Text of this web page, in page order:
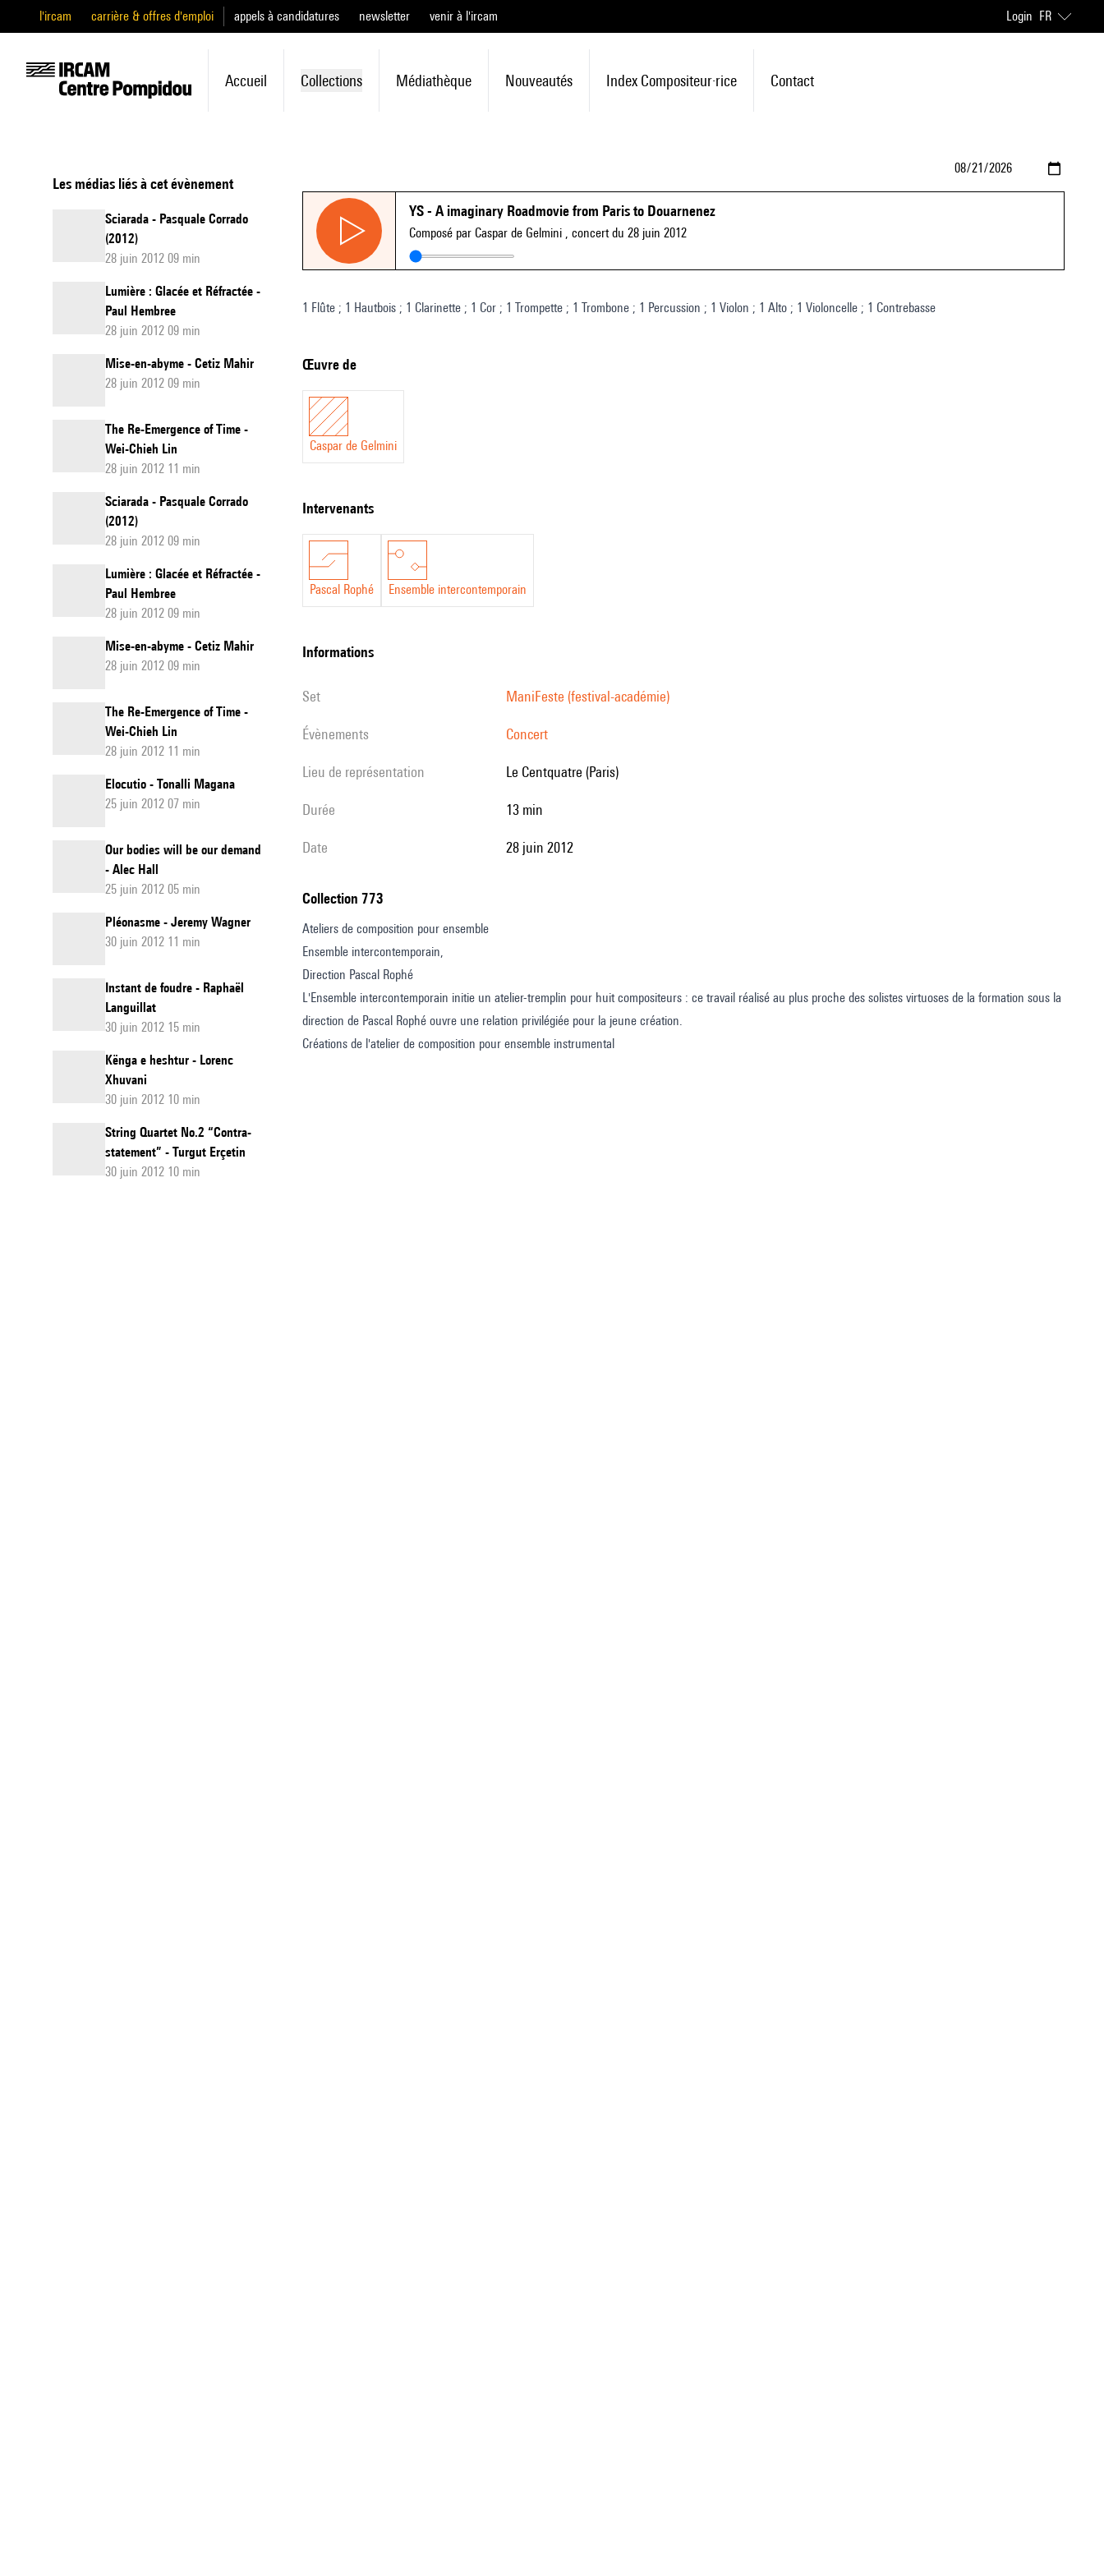
l'ircam carrière & offres d'emploi appels à candidatures newsletter venir à l'ircam Login FR
Accueil Collections Médiathèque Nouveautés Index Compositeur·rice Contact
Les médias liés à cet évènement
Sciarada - Pasquale Corrado
(2012)
28 juin 2012 09 min
Lumière : Glacée et Réfractée -
Paul Hembree
28 juin 2012 09 min
Mise-en-abyme - Cetiz Mahir
28 juin 2012 09 min
The Re-Emergence of Time -
Wei-Chieh Lin
28 juin 2012 11 min
Sciarada - Pasquale Corrado
(2012)
28 juin 2012 09 min
Lumière : Glacée et Réfractée -
Paul Hembree
28 juin 2012 09 min
Mise-en-abyme - Cetiz Mahir
28 juin 2012 09 min
The Re-Emergence of Time -
Wei-Chieh Lin
28 juin 2012 11 min
Elocutio - Tonalli Magana
25 juin 2012 07 min
Our bodies will be our demand
- Alec Hall
25 juin 2012 05 min
Pléonasme - Jeremy Wagner
30 juin 2012 11 min
Instant de foudre - Raphaël
Languillat
30 juin 2012 15 min
Kënga e heshtur - Lorenc
Xhuvani
30 juin 2012 10 min
String Quartet No.2 “Contra-
statement” - Turgut Erçetin
30 juin 2012 10 min
YS - A imaginary Roadmovie from Paris to Douarnenez
Composé par Caspar de Gelmini , concert du 28 juin 2012
1 Flûte ; 1 Hautbois ; 1 Clarinette ; 1 Cor ; 1 Trompette ; 1 Trombone ; 1 Percussion ; 1 Violon ; 1 Alto ; 1 Violoncelle ; 1 Contrebasse
Œuvre de
Caspar de Gelmini
intervenants
Pascal Rophé Ensemble intercontemporain
informations
set ManiFeste (festival-académie)
évènements Concert
Lieu de représentation Le Centquatre (Paris)
durée 13 min
date 28 juin 2012
Collection 773
Ateliers de composition pour ensemble
Ensemble intercontemporain,
Direction Pascal Rophé
L'Ensemble intercontemporain initie un atelier-tremplin pour huit compositeurs : ce travail réalisé au plus proche des solistes virtuoses de la formation sous la
direction de Pascal Rophé ouvre une relation privilégiée pour la jeune création.
Créations de l'atelier de composition pour ensemble instrumental